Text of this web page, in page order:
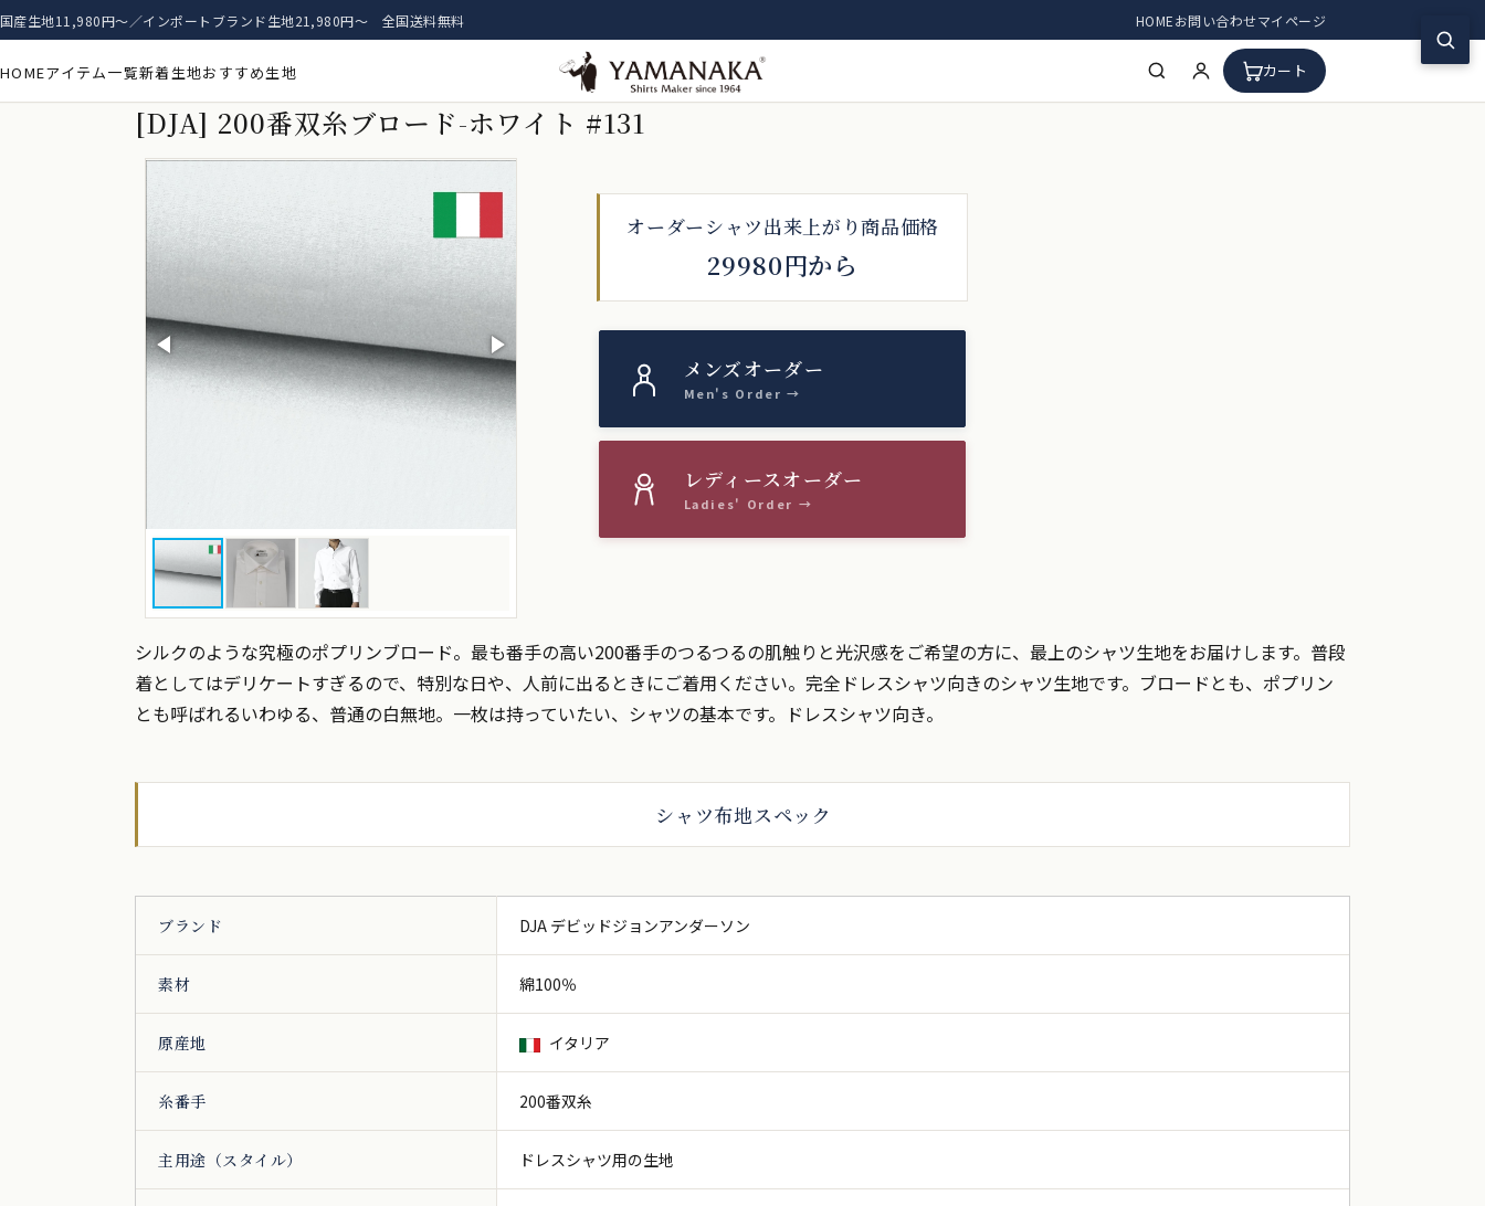
国産生地11,980円〜／インポートブランド生地21,980円〜 全国送料無料 HOMEお問い合わせマイページ
HOMEアイテム一覧新着生地おすすめ生地 カート
[DJA] 200番双糸ブロード-ホワイト #131
オーダーシャツ出来上がり商品価格
29980円から
シルクのような究極のポプリンブロード。最も番手の高い200番手のつるつるの肌触りと光沢感をご希望の方に、最上のシャツ生地をお届けします。普段
着としてはデリケートすぎるので、特別な日や、人前に出るときにご着用ください。完全ドレスシャツ向きのシャツ生地です。ブロードとも、ポプリン
とも呼ばれるいわゆる、普通の白無地。一枚は持っていたい、シャツの基本です。ドレスシャツ向き。
シャツ布地スペック
ブランド DJA デビッドジョンアンダーソン
素材 綿100％
原産地 イタリア
糸番手 200番双糸
主用途（スタイル） ドレスシャツ用の生地